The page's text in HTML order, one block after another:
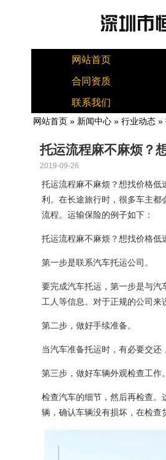
网站首页
合同资质
联系我们
网站首页 » 新闻中心 » 行业动态 »
托运流程麻不麻烦？
2019-09-26
托运流程麻不麻烦？想找价格低
利。在长途旅行时，很多车主都
流程。运输保险的例子如下：
托运流程麻不麻烦？想找价格低
第一步是联系汽车托运公司。
要完成汽车托运，第一步是与
工人等信息。对于正规的公司来
第二步，做好手续准备。
当汽车准备托运时，有必要交还
第三步，做好车辆外观检查工作。
检查汽车的细节，然后再检查
辆，确认车辆没有损坏，在检查